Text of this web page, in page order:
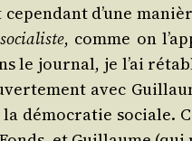
cepen­dant d’une
, comme on
le jour­nal, je l’ai
avec
la démo­cra­tie sociale.